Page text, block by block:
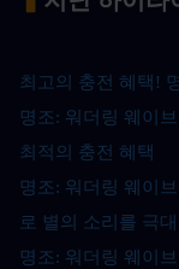
최고의 충전 혜택!
명조: 워더링 웨이
최적의 충전 혜택
명조: 워더링 웨이
로 별의 소리를 극
명조: 워더링 웨이